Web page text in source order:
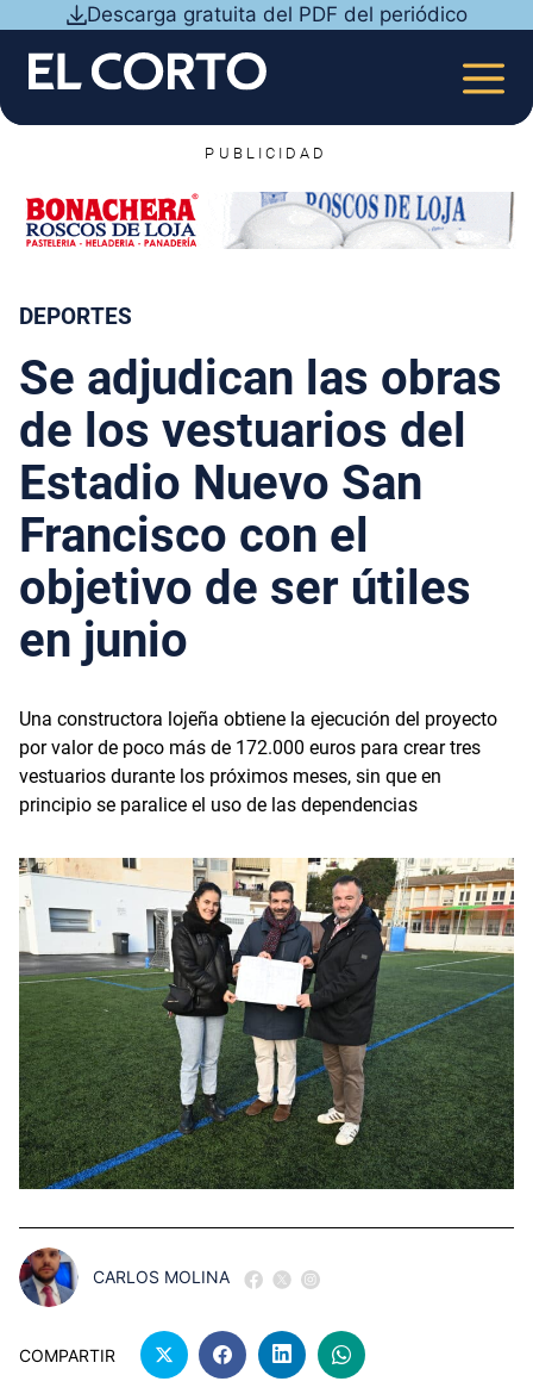
contenido
Descarga gratuita del PDF del periódico
PUBLICIDAD
DEPORTES
Se adjudican las obras
de los vestuarios del
Estadio Nuevo San
Francisco con el
objetivo de ser útiles
en junio
Una constructora lojeña obtiene la ejecución del proyecto
por valor de poco más de 172.000 euros para crear tres
vestuarios durante los próximos meses, sin que en
principio se paralice el uso de las dependencias
CARLOS MOLINA
COMPARTIR